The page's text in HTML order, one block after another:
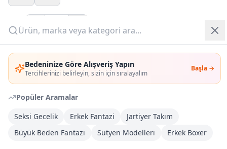
Bedeninize Göre Alışveriş Yapın
Tercihlerinizi belirleyin, sizin için sıralayalım
Başla →
Popüler Aramalar
Seksi Gecelik
Erkek Fantazi
Jartiyer Takım
Büyük Beden Fantazi
Sütyen Modelleri Erkek Boxer
Giriş Yap
Üye Ol
Adet:
Sepete Ekle
Şimdi Al
DHL Kargoya Teslim